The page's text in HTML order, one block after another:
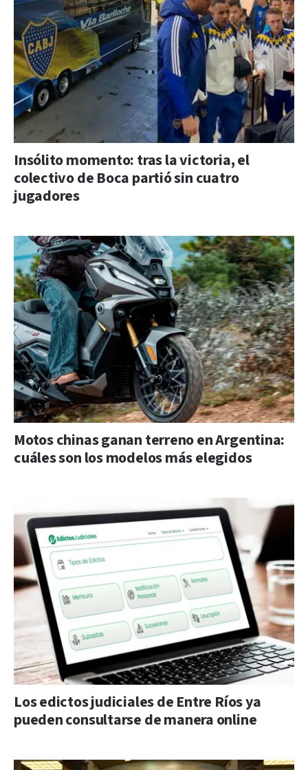
Insólito momento: tras la victoria, el
colectivo de Boca partió sin cuatro
jugadores
Motos chinas ganan terreno en Argentina:
cuáles son los modelos más elegidos
Los edictos judiciales de Entre Ríos ya
pueden consultarse de manera online